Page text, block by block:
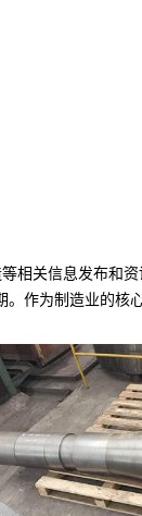
相关信息发布和资
作为制造业的核